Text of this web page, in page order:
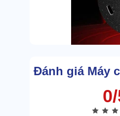
Bộ khớp van và công
1.2 Chà rửa &
Đánh giá Máy